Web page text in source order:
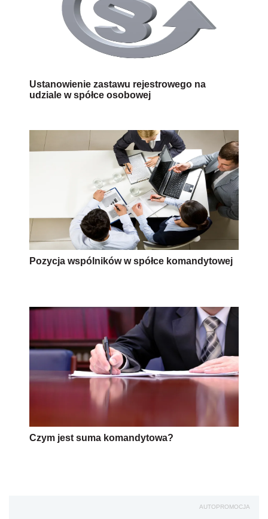
Ustanowienie zastawu rejestrowego na
udziale w spółce osobowej
Pozycja wspólników w spółce komandytowej
Czym jest suma komandytowa?
AUTOPROMOCJA